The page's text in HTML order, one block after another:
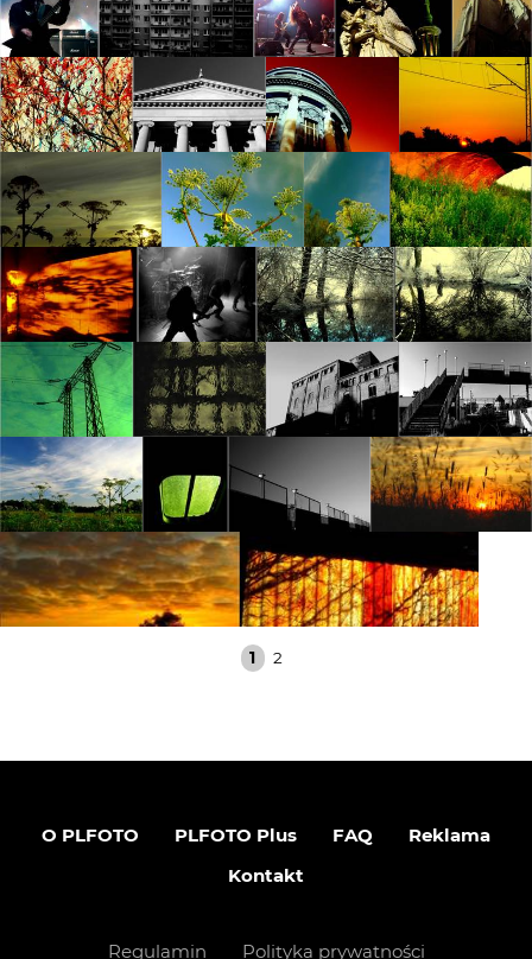
1 2
O PLFOTO PLFOTO Plus FAQ
Reklama
Kontakt
Regulamin Polityka prywatności